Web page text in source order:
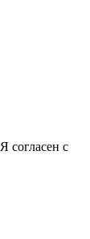
Я согласен с